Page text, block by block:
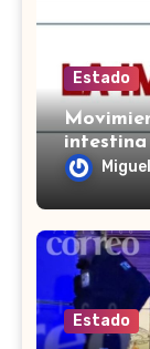
Estado
intestina
Estado